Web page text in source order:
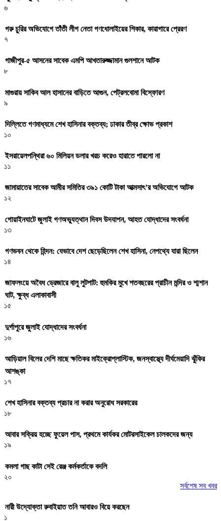
৬
গরু চুরির অভিযোগে তাঁতী লীগ নেতা গণধোলাইয়ের শিকার, কারাগারে প্রেরণ
৭
গাজীপুর-৫ আসনের সাবেক এমপি আখতারুজ্জামান গুলশানে আটক
৮
মাগুরায় সাকিব আল হাসানের বাড়িতে আগুন, পেট্রলবোমা বিস্ফোরণ
৯
দিল্লিতে গণমাধ্যমে শেখ হাসিনার বক্তব্য; ঢাকার তীব্র ক্ষোভ প্রকাশ
১০
ইসরায়েলপন্থিরা ৬০ মিলিয়ন ডলার খরচ করেও হারাতে পারলো না
১১
জামায়াতের সাবেক আমীর সমিতির ৩৯১ কোটি টাকা আত্মসাৎ’র অভিযোগে আটক
১২
গোয়াইনঘাটে জুলাই গণঅভ্যুত্থান দিবস উদযাপন, আহত যোদ্ধাদের সংবর্ধনা
১৩
গণভবন থেকে হিন্দন: যেভাবে দেশ ছেড়েছিলেন শেখ হাসিনা, নেপথ্যে যারা ছিলেন
১৪
জাফলংয়ে অবৈধ ড্রেজারে বালু লুটপাট: হুমকির মুখে শতবছরের প্রাচীন মন্দির ও শ্মশান
ঘাট, ক্ষুব্ধ এলাকাবাসী
১৫
দুর্গাপুরে জুলাই যোদ্ধাদের সংবর্ধনা
১৬
আড়িয়াল বিলের দেশি মাছে ক্ষতিকর মাইক্রোপ্লাস্টিক, জনস্বাস্থ্যে দীর্ঘমেয়াদি ঝুঁকির
আশঙ্কা
১৭
শেখ হাসিনার বক্তব্য প্রচার না করার অনুরোধ সরকারের
১৮
আবার সক্রিয় হচ্ছে ফুয়েল পাস, প্রথমে কার্যকর মোটরসাইকেল চালকদের জন্য
১৯
কমলা গাছ কাটা সেই রেঞ্জ কর্মকর্তাকে বদলি
২০
সর্বশেষ সব খবর
নারী উদ্যোক্তা রুবাইয়াত তনি আবারও বিয়ে করছেন
১